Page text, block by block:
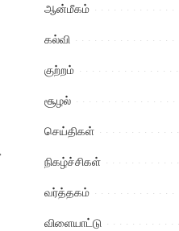
ஆன்மீகம்
கல்வி
குற்றம்
சூழல்
செய்திகள்
நிகழ்ச்சிகள்
வர்த்தகம்
விளையாட்டு